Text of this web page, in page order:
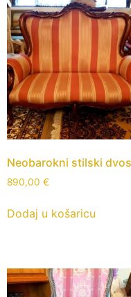
Neobarokni stilski
890,00 €
Dodaj u košaricu